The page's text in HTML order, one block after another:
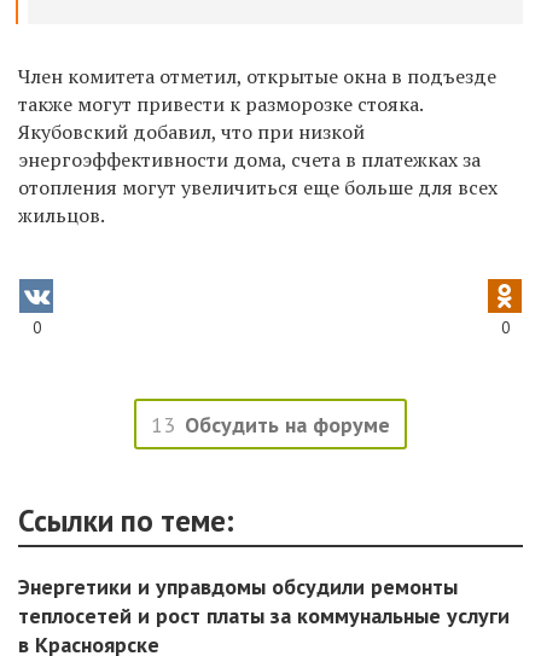
Член комитета отметил, открытые окна в подъезде
также могут привести к разморозке стояка.
Якубовский добавил, что при низкой
энергоэффективности дома, счета в платежках за
отопления могут увеличиться еще больше для всех
жильцов.
0 0
13 Обсудить на форуме
Ссылки по теме:
Энергетики и управдомы обсудили ремонты
теплосетей и рост платы за коммунальные услуги
в Красноярске